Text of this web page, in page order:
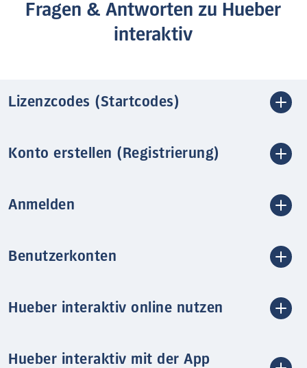
Fragen & Antworten zu Hueber
interaktiv
Lizenzcodes (Startcodes)
Konto erstellen (Registrierung)
Anmelden
Benutzerkonten
Hueber interaktiv online nutzen
Hueber interaktiv mit der App